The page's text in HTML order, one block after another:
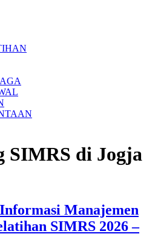
SIMRS di Jogja
Manajemen
SIMRS 2026 –